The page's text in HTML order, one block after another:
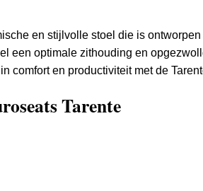
en stijlvolle stoel die is
een optimale zithouding en
in comfort en productiviteit met de
Tarente